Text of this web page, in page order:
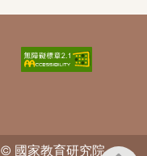
© 國家教育研究院